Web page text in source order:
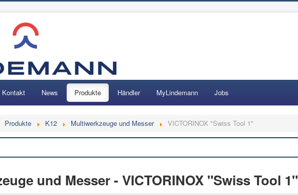
Kontakt News Produkte Händler MyLindemann Jobs
Produkte K12 Multiwerkzeuge und Messer
VICTORINOX "Swiss Tool 1"
und Messer - VICTORINOX "Swiss Tool 1"